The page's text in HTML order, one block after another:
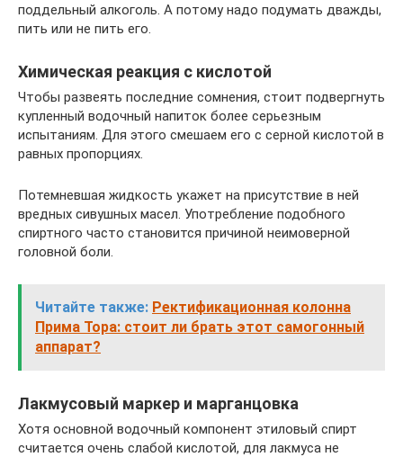
поддельный алкоголь. А потому надо подумать дважды,
пить или не пить его.
Химическая реакция с кислотой
Чтобы развеять последние сомнения, стоит подвергнуть
купленный водочный напиток более серьезным
испытаниям. Для этого смешаем его с серной кислотой в
равных пропорциях.
Потемневшая жидкость укажет на присутствие в ней
вредных сивушных масел. Употребление подобного
спиртного часто становится причиной неимоверной
головной боли.
Читайте также: Ректификационная колонна
Прима Тора: стоит ли брать этот самогонный
аппарат?
Лакмусовый маркер и марганцовка
Хотя основной водочный компонент этиловый спирт
считается очень слабой кислотой, для лакмуса не